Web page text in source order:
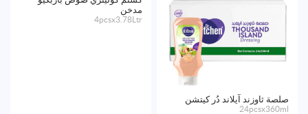
صلصة ثاوزند آيلاند دُر كيتشن
24pcsx360ml
مدخن
4pcsx3.78Ltr